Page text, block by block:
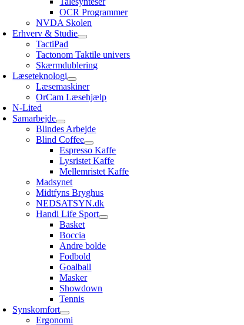
OCR Programmer
NVDA Skolen
Erhverv & Studie
TactiPad
Tactonom Taktile univers
Skærmdublering
Læseteknologi
Læsemaskiner
OrCam Læsehjælp
N-Lited
Samarbejde
Blindes Arbejde
Blind Coffee
Espresso Kaffe
Lysristet Kaffe
Mellemristet Kaffe
Madsynet
Midtfyns Bryghus
NEDSATSYN.dk
Handi Life Sport
Basket
Boccia
Andre bolde
Fodbold
Goalball
Masker
Showdown
Tennis
Synskomfort
Ergonomi